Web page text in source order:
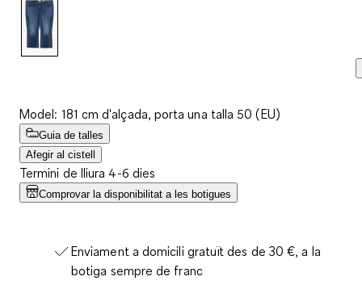
Model: 181 cm d'alçada, porta una talla 50 (EU)
Guia de talles
Afegir al cistell
Termini de lliura 4-6 dies
Comprovar la disponibilitat a les botigues
Enviament a domicili gratuït des de 30 €, a la
botiga sempre de franc